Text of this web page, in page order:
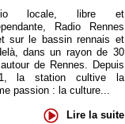
locale, libre et
Radio Rennes
sur le bassin rennais et
dans un rayon de 30
de Rennes. Depuis
la station cultive la
passion : la culture...
Lire la suite